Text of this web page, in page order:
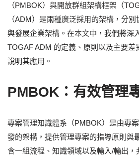
（PMBOK）與開放群組架構框架（
（ADM）是兩種廣泛採用的架構，分
與發展企業架構。在本文中，我們將深
TOGAF ADM 的定義、原則以及主要差
說明其應用。
PMBOK：有效管理
專案管理知識體系（PMBOK）是由專
發的架構，提供管理專案的指導原則與
含一組流程、知識領域以及輸入/輸出